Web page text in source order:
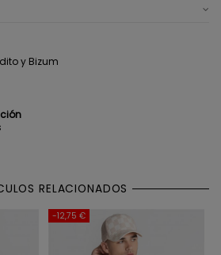
y Bizum
RELACIONADOS
-12,75 €